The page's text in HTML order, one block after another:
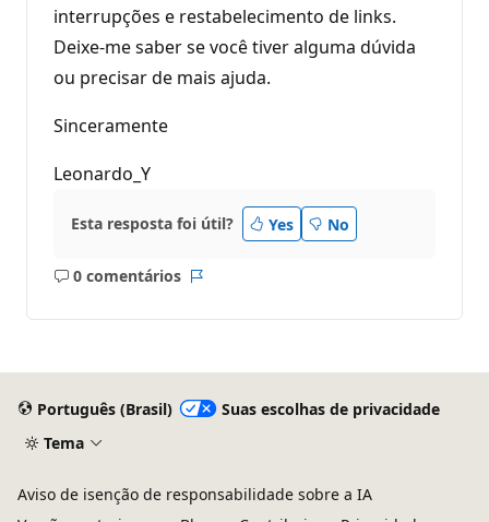
interrupções e restabelecimento de links.
Deixe-me saber se você tiver alguma dúvida
ou precisar de mais ajuda.
Sinceramente
Leonardo_Y
Esta resposta foi útil? Yes No
0 comentários
Sem
Relatório
Português (Brasil)
Suas escolhas de privacidade
Tema
Aviso de isenção de responsabilidade sobre a IA